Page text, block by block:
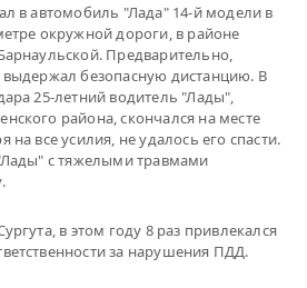
в автомобиль "Лада" 14-й модели в
окружной дороги, в районе
Предварительно,
выдержал безопасную дистанцию. В
25-летний водитель "Лады",
района, скончался на месте
все усилия, не удалось его спасти.
с тяжелыми травмами
в этом году 8 раз привлекался
за нарушения ПДД.